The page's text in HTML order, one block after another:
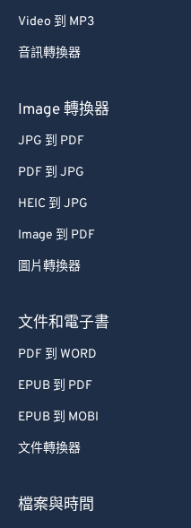
Video 到 MP3
音訊轉換器
Image 轉換器
JPG 到 PDF
PDF 到 JPG
HEIC 到 JPG
Image 到 PDF
圖片轉換器
文件和電子書
PDF 到 WORD
EPUB 到 PDF
EPUB 到 MOBI
文件轉換器
檔案與時間